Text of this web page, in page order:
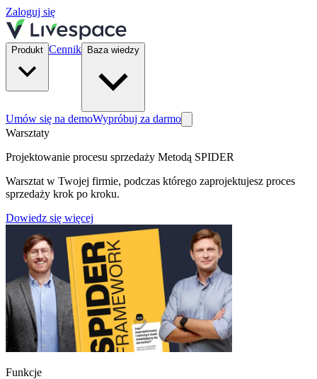
Zaloguj się
Produkt Cennik Baza wiedzy
Umów się na demoWypróbuj za darmo
Warsztaty
Projektowanie procesu sprzedaży Metodą SPIDER
Warsztat w Twojej firmie, podczas którego zaprojektujesz proces
sprzedaży krok po kroku.
Dowiedz się więcej
Funkcje